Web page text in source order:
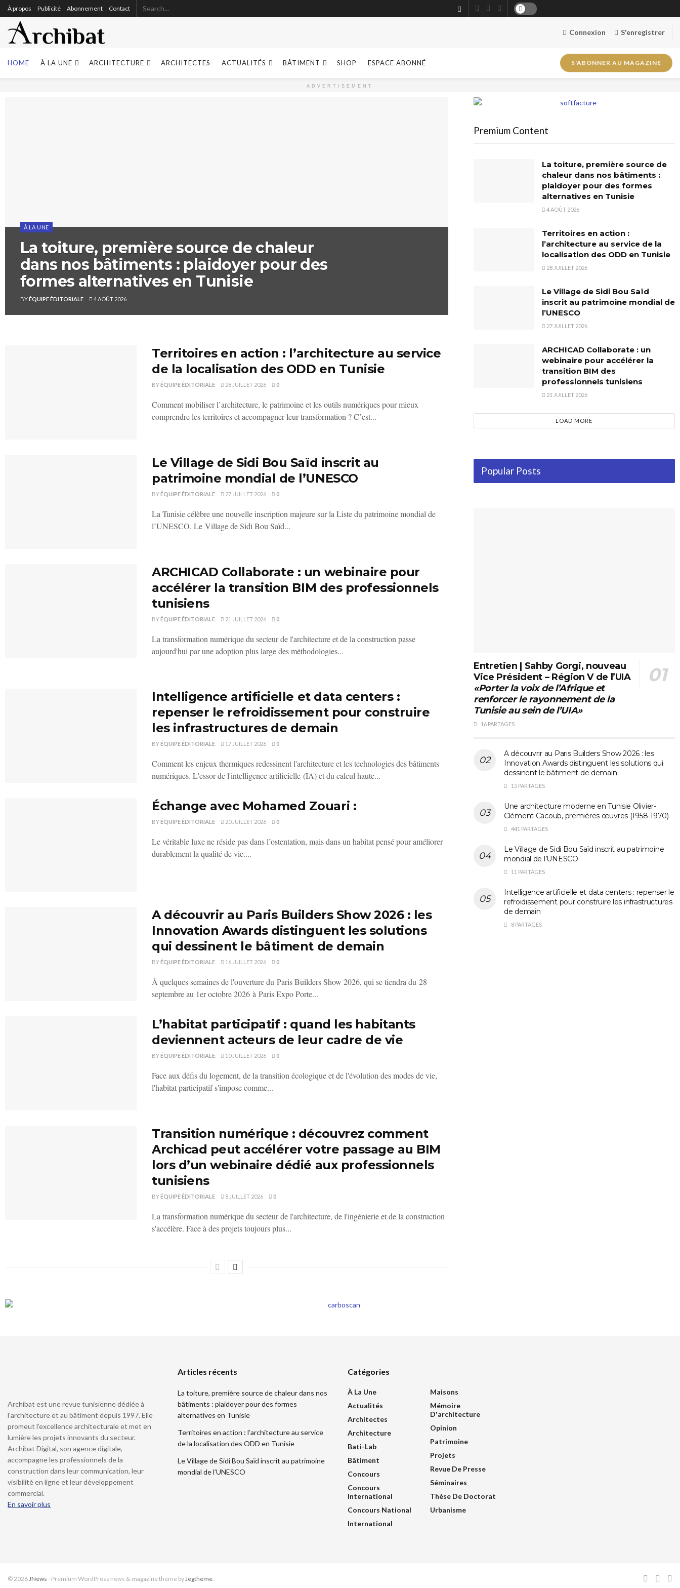
À propos Publicité Abonnement Contact
Archibat
Connexion S'enregistrer
HOME À LA UNE ARCHITECTURE ARCHITECTES ACTUALITÉS BÂTIMENT SHOP ESPACE ABONNÉ S'ABONNER AU MAGAZINE
ADVERTISEMENT
À LA UNE
La toiture, première source de chaleur
dans nos bâtiments : plaidoyer pour des
formes alternatives en Tunisie
BYÉQUIPE ÉDITORIALE 4 AOÛT 2026
Territoires en action : l’architecture au service
de la localisation des ODD en Tunisie
BYÉQUIPE ÉDITORIALE 28 JUILLET 2026 0
Comment mobiliser l’architecture, le patrimoine et les outils numériques pour mieux
comprendre les territoires et accompagner leur transformation ? C’est...
Le Village de Sidi Bou Saïd inscrit au
patrimoine mondial de l’UNESCO
BYÉQUIPE ÉDITORIALE 27 JUILLET 2026 0
La Tunisie célèbre une nouvelle inscription majeure sur la Liste du patrimoine mondial de
l’UNESCO. Le Village de Sidi Bou Saïd...
ARCHICAD Collaborate : un webinaire pour
accélérer la transition BIM des professionnels
tunisiens
BYÉQUIPE ÉDITORIALE 21 JUILLET 2026 0
La transformation numérique du secteur de l'architecture et de la construction passe
aujourd'hui par une adoption plus large des méthodologies...
Intelligence artificielle et data centers :
repenser le refroidissement pour construire
les infrastructures de demain
BYÉQUIPE ÉDITORIALE 17 JUILLET 2026 0
Comment les enjeux thermiques redessinent l'architecture et les technologies des bâtiments
numériques. L'essor de l'intelligence artificielle (IA) et du calcul haute...
Échange avec Mohamed Zouari :
BYÉQUIPE ÉDITORIALE 20 JUILLET 2026 0
Le véritable luxe ne réside pas dans l’ostentation, mais dans un habitat pensé pour améliorer
durablement la qualité de vie....
A découvrir au Paris Builders Show 2026 : les
Innovation Awards distinguent les solutions
qui dessinent le bâtiment de demain
BYÉQUIPE ÉDITORIALE 16 JUILLET 2026 0
À quelques semaines de l'ouverture du Paris Builders Show 2026, qui se tiendra du 28
septembre au 1er octobre 2026 à Paris Expo Porte...
L’habitat participatif : quand les habitants
deviennent acteurs de leur cadre de vie
BYÉQUIPE ÉDITORIALE 10 JUILLET 2026 0
Face aux défis du logement, de la transition écologique et de l'évolution des modes de vie,
l'habitat participatif s'impose comme...
Transition numérique : découvrez comment
Archicad peut accélérer votre passage au BIM
lors d’un webinaire dédié aux professionnels
tunisiens
BYÉQUIPE ÉDITORIALE 8 JUILLET 2026 0
La transformation numérique du secteur de l'architecture, de l'ingénierie et de la construction
s'accélère. Face à des projets toujours plus...
Premium Content
La toiture, première source de
chaleur dans nos bâtiments :
plaidoyer pour des formes
alternatives en Tunisie
4 AOÛT 2026
Territoires en action :
l’architecture au service de la
localisation des ODD en Tunisie
28 JUILLET 2026
Le Village de Sidi Bou Saïd
inscrit au patrimoine mondial de
l’UNESCO
27 JUILLET 2026
ARCHICAD Collaborate : un
webinaire pour accélérer la
transition BIM des
professionnels tunisiens
21 JUILLET 2026
LOAD MORE
Popular Posts
Entretien | Sahby Gorgi, nouveau
Vice Président – Région V de l’UIA
«Porter la voix de l’Afrique et
renforcer le rayonnement de la
Tunisie au sein de l’UIA»
16 PARTAGES
A découvrir au Paris Builders Show 2026 : les
Innovation Awards distinguent les solutions qui
dessinent le bâtiment de demain
15 PARTAGES
Une architecture moderne en Tunisie Olivier-
Clément Cacoub, premières œuvres (1958-1970)
441 PARTAGES
Le Village de Sidi Bou Saïd inscrit au patrimoine
mondial de l’UNESCO
11 PARTAGES
Intelligence artificielle et data centers : repenser le
refroidissement pour construire les infrastructures
de demain
8 PARTAGES
Archibat est une revue tunisienne dédiée à
l’architecture et au bâtiment depuis 1997. Elle
promeut l’excellence architecturale et met en
lumière les projets innovants du secteur.
Archibat Digital, son agence digitale,
accompagne les professionnels de la
construction dans leur communication, leur
visibilité en ligne et leur développement
commercial.
En savoir plus
Articles récents
La toiture, première source de chaleur dans nos
bâtiments : plaidoyer pour des formes
alternatives en Tunisie
Territoires en action : l’architecture au service
de la localisation des ODD en Tunisie
Le Village de Sidi Bou Saïd inscrit au patrimoine
mondial de l’UNESCO
Catégories
À La Une
Actualités
Architectes
Architecture
Bati-Lab
Bâtiment
Concours
Concours
International
Concours National
International
Maisons
Mémoire
D'architecture
Opinion
Patrimoine
Projets
Revue De Presse
Séminaires
Thèse De Doctorat
Urbanisme
© 2026JNews - Premium WordPress news & magazine theme byJegtheme.